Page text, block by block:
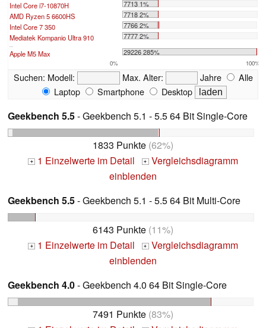
Intel Core i7-10870H
7713 1%
AMD Ryzen 5 6600HS
7718 2%
Intel Core 7 350
7766 2%
Mediatek Kompanio Ultra 910
7777 2%
...
Apple M5 Max 29226 285%
0% 100%
Suchen: Modell: Max. Alter: Jahre
Alle
Laptop
Smartphone Desktop
Geekbench 5.5- Geekbench 5.1 - 5.5 64 Bit Single-Core
1833 Punkte (62%)
+ 1 Einzelwerte im Detail + Vergleichsdiagramm
einblenden
Geekbench 5.5- Geekbench 5.1 - 5.5 64 Bit Multi-Core
6143 Punkte (11%)
+ 1 Einzelwerte im Detail + Vergleichsdiagramm
einblenden
Geekbench 4.0- Geekbench 4.0 64 Bit Single-Core
7491 Punkte (83%)